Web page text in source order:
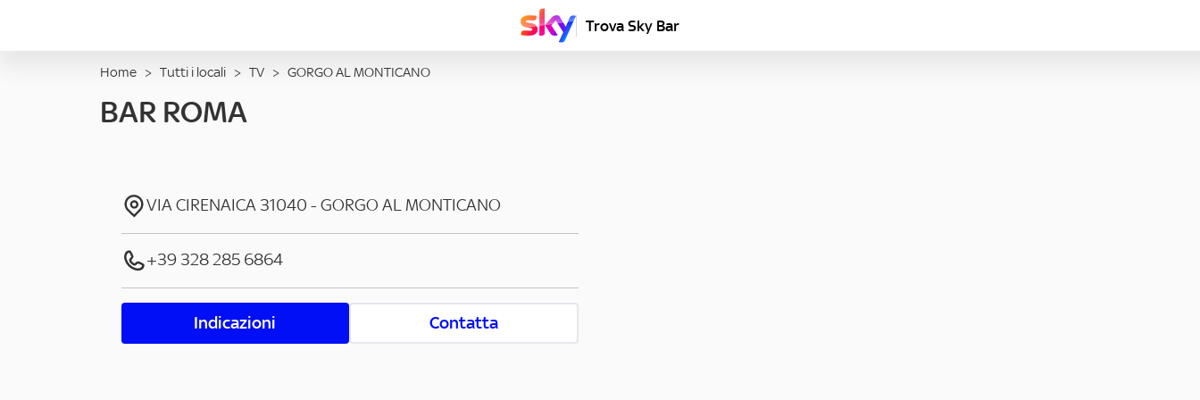
Trova Sky Bar
Home > Tutti i locali > TV > GORGO AL MONTICANO
BAR ROMA
VIA CIRENAICA 31040 -GORGO AL MONTICANO
+39 328 285 6864
Indicazioni Contatta